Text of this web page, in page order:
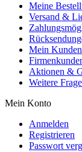
Meine
Versand &
Mein
Aktionen &
Weitere
Mein Konto
Anmelden
Registrieren
Passwort